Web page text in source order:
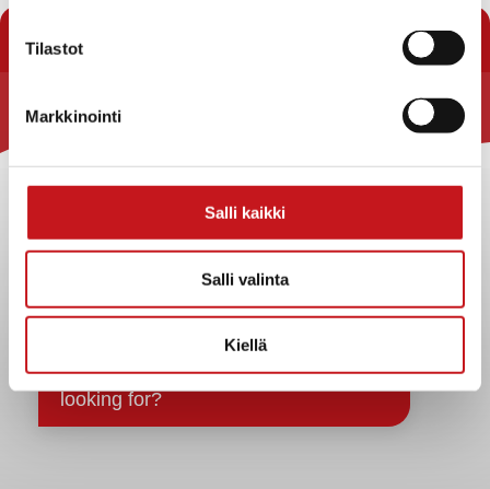
Tilastot
Markkinointi
Salli kaikki
Salli valinta
Kiellä
Rautalammin kunta
Yhteystiedot
Strategiat, ohjelmat, ohjeet, suunnitelmat, säännöt ja
sopimukset
Asiakirjajulkisuuskuvaus
Evästeet
Tietosuoja
Tietosuojaselosteet